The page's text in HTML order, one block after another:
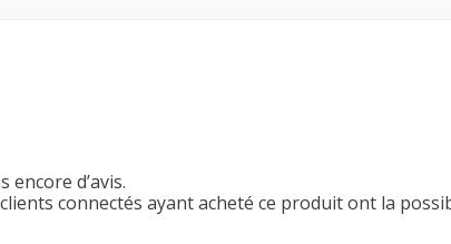
encore d’avis.
connectés ayant acheté ce produit ont la